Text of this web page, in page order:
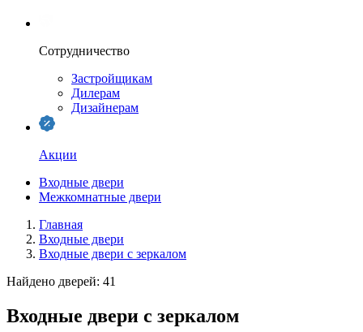
Сотрудничество
Застройщикам
Дилерам
Дизайнерам
Акции
Входные двери
Межкомнатные двери
Главная
Входные двери
Входные двери с зеркалом
Найдено дверей: 41
Входные двери с зеркалом